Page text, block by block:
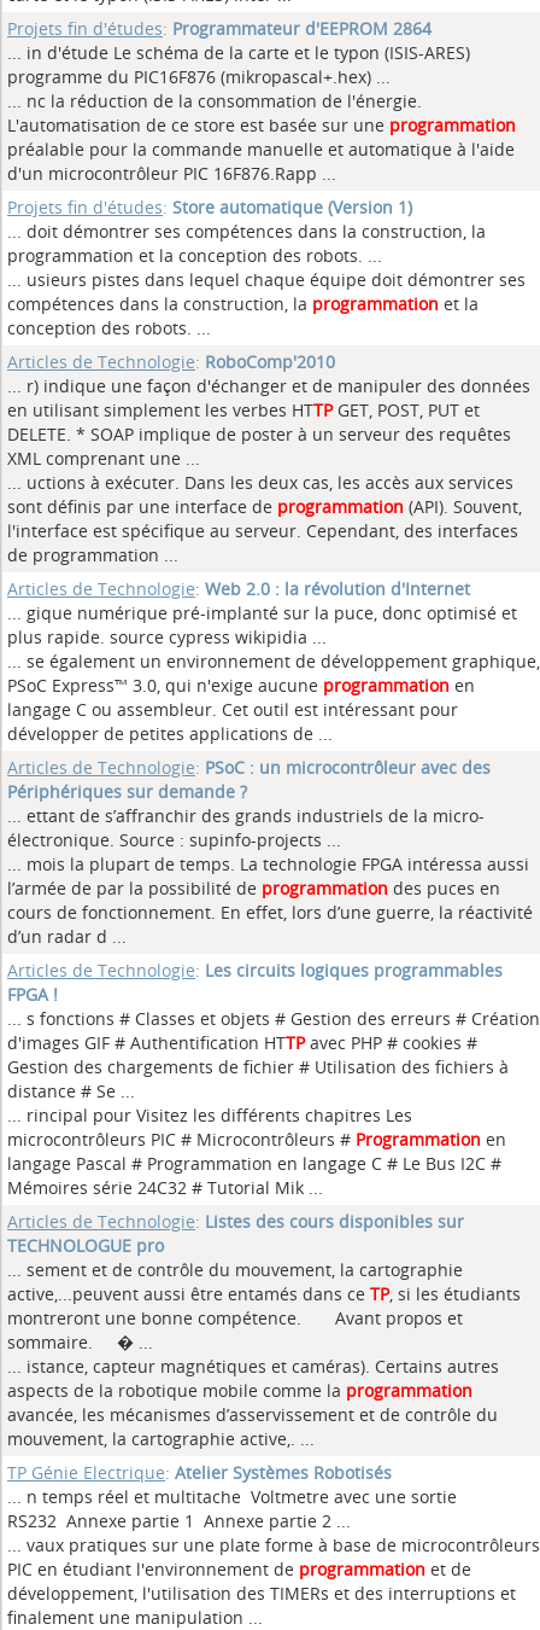
Projets fin d'études: Programmateur d'EEPROM 2864
... in d'étude Le schéma de la carte et le typon (ISIS-ARES)
programme du PIC16F876 (mikropascal+.hex) ...
... nc la réduction de la consommation de l'énergie.
L'automatisation de ce store est basée sur une programmation
préalable pour la commande manuelle et automatique à l'aide
d'un microcontrôleur PIC 16F876.Rapp ...
Projets fin d'études: Store automatique (Version 1)
... doit démontrer ses compétences dans la construction, la
programmation et la conception des robots. ...
... usieurs pistes dans lequel chaque équipe doit démontrer ses
compétences dans la construction, la programmation et la
conception des robots. ...
Articles de Technologie: RoboComp'2010
... r) indique une façon d'échanger et de manipuler des données
en utilisant simplement les verbes HTTPGET, POST, PUT et
DELETE. * SOAP implique de poster à un serveur des requêtes
XML comprenant une ...
... uctions à exécuter. Dans les deux cas, les accès aux services
sont définis par une interface de programmation (API). Souvent,
l'interface est spécifique au serveur. Cependant, des interfaces
de programmation ...
Articles de Technologie: Web 2.0 : la révolution d'Internet
... gique numérique pré-implanté sur la puce, donc optimisé et
plus rapide. source cypress wikipidia ...
... se également un environnement de développement graphique,
PSoC Express™ 3.0, qui n'exige aucune programmation en
langage C ou assembleur. Cet outil est intéressant pour
développer de petites applications de ...
Articles de Technologie: PSoC : un microcontrôleur avec des
Périphériques sur demande ?
... ettant de s’affranchir des grands industriels de la micro-
électronique. Source : supinfo-projects ...
... mois la plupart de temps. La technologie FPGA intéressa aussi
l’armée de par la possibilité de programmation des puces en
cours de fonctionnement. En effet, lors d’une guerre, la réactivité
d’un radar d ...
Articles de Technologie: Les circuits logiques programmables
FPGA !
... s fonctions # Classes et objets # Gestion des erreurs # Création
d'images GIF # Authentification HTTPavec PHP # cookies #
Gestion des chargements de fichier # Utilisation des fichiers à
distance # Se ...
... rincipal pour Visitez les différents chapitres Les
microcontrôleurs PIC # Microcontrôleurs # Programmation en
langage Pascal # Programmation en langage C # Le Bus I2C #
Mémoires série 24C32 # Tutorial Mik ...
Articles de Technologie: Listes des cours disponibles sur
TECHNOLOGUE pro
... sement et de contrôle du mouvement, la cartographie
active,...peuvent aussi être entamés dans ce TP, si les étudiants
montreront une bonne compétence. Avant propos et
sommaire. � ...
... istance, capteur magnétiques et caméras). Certains autres
aspects de la robotique mobile comme la programmation
avancée, les mécanismes d’asservissement et de contrôle du
mouvement, la cartographie active,. ...
TP Génie Electrique: Atelier Systèmes Robotisés
... n temps réel et multitache Voltmetre avec une sortie
RS232 Annexe partie 1 Annexe partie 2 ...
... vaux pratiques sur une plate forme à base de microcontrôleurs
PIC en étudiant l'environnement de programmation et de
développement, l'utilisation des TIMERs et des interruptions et
finalement une manipulation ...